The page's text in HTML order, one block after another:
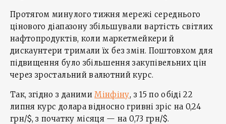
Протягом минулого тижня мережі середнього
цінового діапазону збільшували вартість світлих
нафтопродуктів, коли маркетмейкери й
дискаунтери тримали їх без змін. Поштовхом для
підвищення було збільшення закупівельних цін
через зростальний валютний курс.
Так, згідно з данимиМінфіну, з 15 по обіді 22
липня курс долара відносно гривні зріс на 0,24
грн/$, з початку місяця — на 0,73 грн/$.